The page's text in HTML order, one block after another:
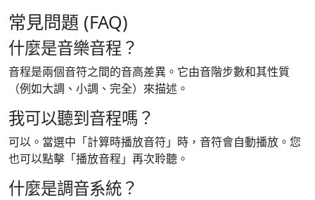
常見問題 (FAQ)
什麼是音樂音程？
音程是兩個音符之間的音高差異。它由音階步數和其性質
（例如大調、小調、完全）來描述。
我可以聽到音程嗎？
可以。當選中「計算時播放音符」時，音符會自動播放。您
也可以點擊「播放音程」再次聆聽。
什麼是調音系統？